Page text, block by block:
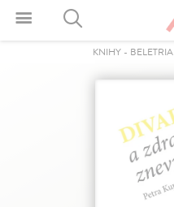
KNIHY - BELETRIA